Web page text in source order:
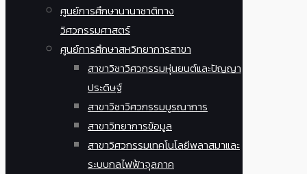
ศูนย์การศึกษานานาชาติทาง
วิศวกรรมศาสตร์
ศูนย์การศึกษาสหวิทยาการสาขา
สาขาวิชาวิศวกรรมหุ่นยนต์และปัญญา
ประดิษฐ์
สาขาวิชาวิศวกรรมบูรณาการ
สาขาวิทยาการข้อมูล
สาขาวิศวกรรมเทคโนโลยีพลาสมาและ
ระบบกลไฟฟ้าจุลภาค